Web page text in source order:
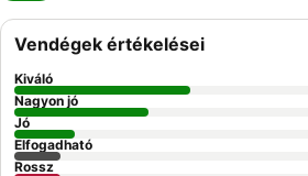
Vendégek értékelései
Kiváló
Nagyon jó
Jó
Elfogadható
Rossz